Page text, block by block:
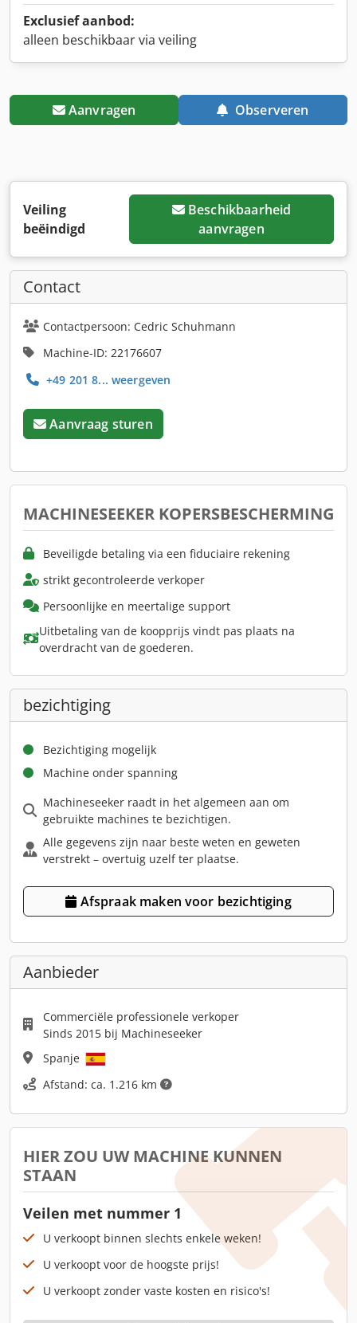
Exclusief aanbod:
alleen beschikbaar via veiling
Aanvragen Observeren
Veiling
beëindigd
Beschikbaarheid
aanvragen
Contact
Contactpersoon: Cedric Schuhmann
Machine-ID: 22176607
+49 201 8... weergeven
Aanvraag sturen
MACHINESEEKER KOPERSBESCHERMING
Beveiligde betaling via een fiduciaire rekening
strikt gecontroleerde verkoper
Persoonlijke en meertalige support
Uitbetaling van de koopprijs vindt pas plaats na
overdracht van de goederen.
bezichtiging
Bezichtiging mogelijk
Machine onder spanning
Machineseeker raadt in het algemeen aan om
gebruikte machines te bezichtigen.
Alle gegevens zijn naar beste weten en geweten
verstrekt – overtuig uzelf ter plaatse.
Afspraak maken voor bezichtiging
Aanbieder
Commerciële professionele verkoper
Sinds 2015 bij Machineseeker
Spanje
Afstand: ca. 1.216 km
HIER ZOU UW MACHINE KUNNEN
STAAN
Veilen met nummer 1
U verkoopt binnen slechts enkele weken!
U verkoopt voor de hoogste prijs!
U verkoopt zonder vaste kosten en risico's!